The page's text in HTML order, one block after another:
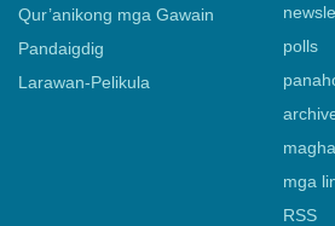
Qur’anikong mga Gawain
Pandaigdig
Larawan-Pelikula
polls
mga
RSS